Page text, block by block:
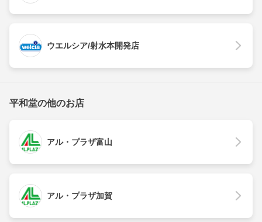
ウエルシア/射水本開発店
平和堂の他のお店
アル・プラザ富山
アル・プラザ加賀